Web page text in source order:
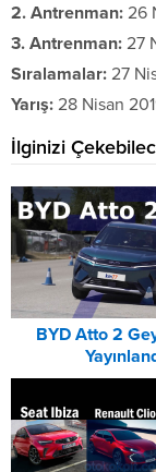
2. Antrenman: 26
3. Antrenman: 27
Sıralamalar: 27
Yarış: 28 Nisan
İlginizi
BYD Atto 2